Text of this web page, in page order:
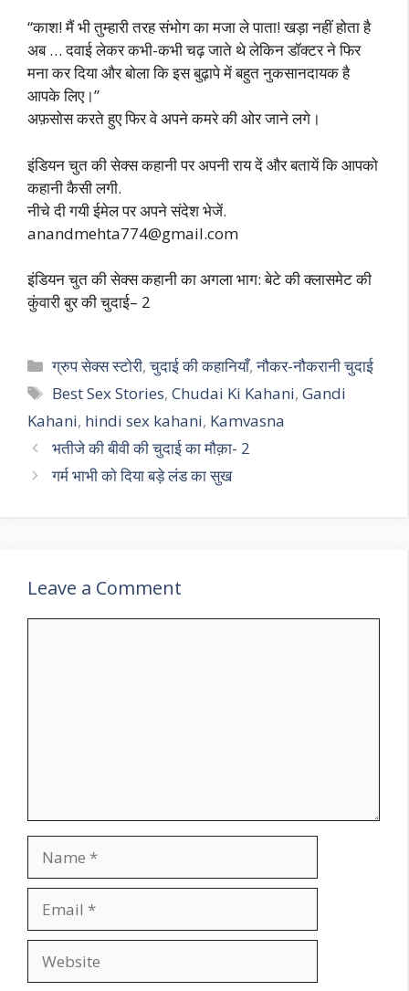
“काश! मैं भी तुम्हारी तरह संभोग का मजा ले पाता! खड़ा नहीं होता है
अब … दवाई लेकर कभी-कभी चढ़ जाते थे लेकिन डॉक्टर ने फिर
मना कर दिया और बोला कि इस बुढ़ापे में बहुत नुकसानदायक है
आपके लिए।”
अफ़सोस करते हुए फिर वे अपने कमरे की ओर जाने लगे।
इंडियन चुत की सेक्स कहानी पर अपनी राय दें और बतायें कि आपको
कहानी कैसी लगी.
नीचे दी गयी ईमेल पर अपने संदेश भेजें.
anandmehta774@gmail.com
इंडियन चुत की सेक्स कहानी का अगला भाग: बेटे की क्लासमेट की
कुंवारी बुर की चुदाई– 2
Categories
ग्रुप सेक्स स्टोरी,चुदाई की कहानियाँ,नौकर-नौकरानी चुदाई
Tags
Best Sex Stories,Chudai Ki Kahani,Gandi
Kahani, hindi sex kahani, Kamvasna
भतीजे की बीवी की चुदाई का मौक़ा- 2
गर्म भाभी को दिया बड़े लंड का सुख
Leave a Comment